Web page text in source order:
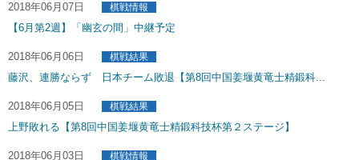
2018年06月07日 棋戦情報
【6月第2週】「幽玄の間」中継予定
2018年06月06日 棋戦結果
藤沢、連勝ならず 日本チーム敗退【第8回中国姜堰黄竜士精鍛科...
2018年06月05日 棋戦結果
上野敗れる【第8回中国姜堰黄竜士精鍛科技杯第２ステージ】
2018年06月03日 棋戦情報